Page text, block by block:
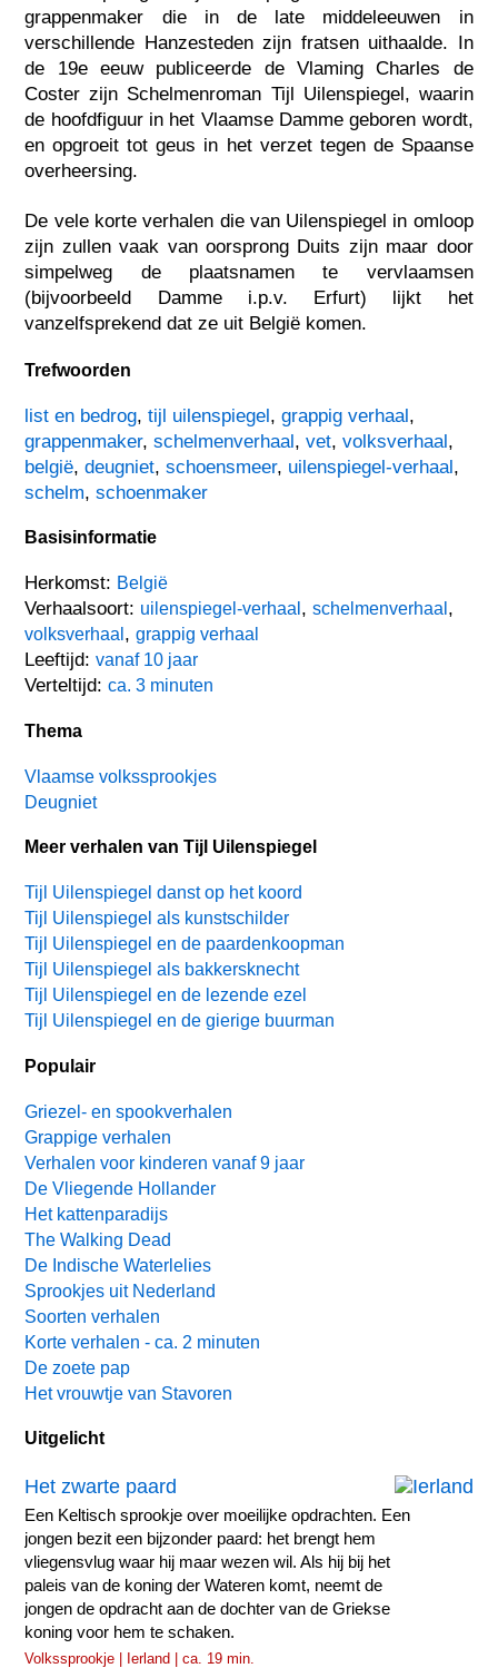
grappenmaker die in de late middeleeuwen in
verschillende Hanzesteden zijn fratsen uithaalde. In
de 19e eeuw publiceerde de Vlaming Charles de
Coster zijn Schelmenroman Tijl Uilenspiegel, waarin
de hoofdfiguur in het Vlaamse Damme geboren wordt,
en opgroeit tot geus in het verzet tegen de Spaanse
overheersing.
De vele korte verhalen die van Uilenspiegel in omloop
zijn zullen vaak van oorsprong Duits zijn maar door
simpelweg de plaatsnamen te vervlaamsen
(bijvoorbeeld Damme i.p.v. Erfurt) lijkt het
vanzelfsprekend dat ze uit België komen.
Trefwoorden
list en bedrog,tijl uilenspiegel,grappig verhaal,
grappenmaker,schelmenverhaal,vet,volksverhaal,
belgië,deugniet,schoensmeer, uilenspiegel-verhaal,
schelm,schoenmaker
Basisinformatie
Herkomst: België
Verhaalsoort: uilenspiegel-verhaal ,schelmenverhaal ,
volksverhaal ,grappig verhaal
Leeftijd:vanaf 10 jaar
Verteltijd:ca. 3 minuten
Thema
Vlaamse volkssprookjes
Deugniet
Meer verhalen van Tijl Uilenspiegel
Tijl Uilenspiegel danst op het koord
Tijl Uilenspiegel als kunstschilder
Tijl Uilenspiegel en de paardenkoopman
Tijl Uilenspiegel als bakkersknecht
Tijl Uilenspiegel en de lezende ezel
Tijl Uilenspiegel en de gierige buurman
Populair
Griezel- en spookverhalen
Grappige verhalen
Verhalen voor kinderen vanaf 9 jaar
De Vliegende Hollander
Het kattenparadijs
The Walking Dead
De Indische Waterlelies
Sprookjes uit Nederland
Soorten verhalen
Korte verhalen - ca. 2 minuten
De zoete pap
Het vrouwtje van Stavoren
Uitgelicht
Het zwarte paard
Een Keltisch sprookje over moeilijke opdrachten. Een
jongen bezit een bijzonder paard: het brengt hem
vliegensvlug waar hij maar wezen wil. Als hij bij het
paleis van de koning der Wateren komt, neemt de
jongen de opdracht aan de dochter van de Griekse
koning voor hem te schaken.
Volkssprookje | Ierland | ca. 19 min.